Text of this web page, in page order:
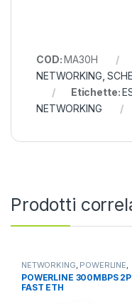
COD:MA30H
NETWORKING ,
Etichette:
NETWORKING
Prodotti
NETWORKING POWERLINE
WIRELESS
POWERLINE 300MBPS 2P
FAST ETH